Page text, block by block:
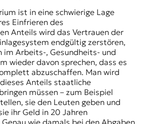
ist in eine schwierige Lage
Einfrieren des
Anteils wird das Vertrauen der
endgültig zerstören,
im Arbeits-, Gesundheits- und
wieder davon sprechen, dass es
abzuschaffen. Man wird
Anteils staatliche
müssen – zum Beispiel
sie den Leuten geben und
ihr Geld in 20 Jahren